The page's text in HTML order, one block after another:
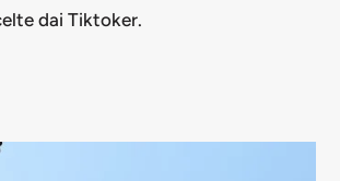
dai Tiktoker.